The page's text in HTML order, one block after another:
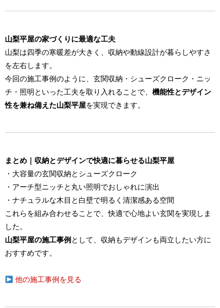
山梨平屋の家づくりに最適な工夫
山梨は四季の寒暖差が大きく、収納や動線設計が暮らしやすさ
を左右します。
今回の施工事例のように、玄関収納・シューズクローク・ニッ
チ・照明といった工夫を取り入れることで、 機能性とデザイン
性を兼ね備えた山梨平屋を実現できます。
まとめ｜収納とデザインで快適に暮らせる山梨平屋
・大容量の玄関収納とシューズクローク
・アーチ型ニッチと丸い照明でおしゃれに演出
・ナチュラルな木目と白壁で明るく清潔感ある空間
これらを組み合わせることで、快適で心地よい玄関を実現しま
した。
山梨平屋の施工事例 として、収納もデザインも両立したい方に
おすすめです。
他の施工事例を見る